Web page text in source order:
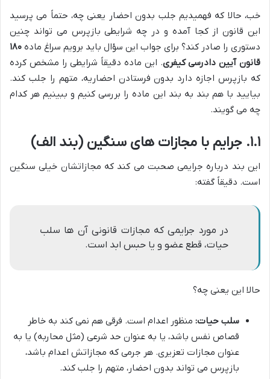
خب، حالا که فهمیدیم جلب بدون احضار یعنی چه، حتماً می پرسید
این قانون از کجا آمده و در چه شرایطی بازپرس می تواند چنین
دستوری را صادر کند؟ برای جواب این سؤال باید برویم سراغ ماده ۱۸۰
قانون آیین دادرسی کیفری. این ماده دقیقاً شرایطی را مشخص کرده
که بازپرس اجازه دارد بدون فرستادن احضاریه، متهم را جلب کند.
بیایید با هم بند به بند این ماده را بررسی کنیم و ببینیم هر کدام
چه می گویند.
۱.۱. جرایم با مجازات های سنگین (بند الف)
این بند درباره جرایمی صحبت می کند که مجازاتشان خیلی سنگین
است. دقیقاً گفته:
در مورد جرایمی که مجازات قانونی آن ها سلب
حیات، قطع عضو و یا حبس ابد است.
حالا این یعنی چه؟
سلب حیات: منظور اعدام است. فرقی هم نمی کند به خاطر
قصاص نفس باشد، یا به عنوان حد شرعی (مثل محاربه) یا به
عنوان مجازات تعزیری. هر جرمی که مجازاتش اعدام باشد،
بازپرس می تواند بدون احضار، متهم را جلب کند.